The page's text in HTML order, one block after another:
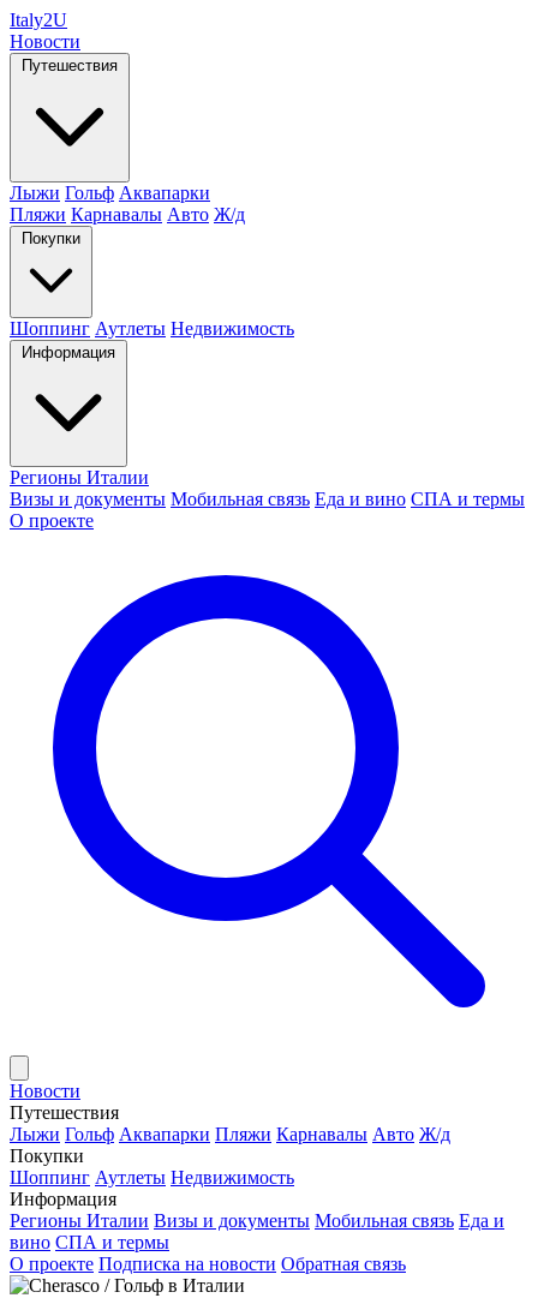
Italy2U
Новости
Путешествия
Лыжи Гольф Аквапарки
Пляжи Карнавалы Авто Ж/д
Покупки
Шоппинг Аутлеты Недвижимость
Информация
Регионы Италии
Визы и документы Мобильная связь Еда и вино СПА и термы
О проекте
Новости
Путешествия
Лыжи Гольф Аквапарки Пляжи Карнавалы Авто Ж/д
Покупки
Шоппинг Аутлеты Недвижимость
Информация
Регионы Италии Визы и документы Мобильная связь Еда и
вино СПА и термы
О проекте Подписка на новости Обратная связь